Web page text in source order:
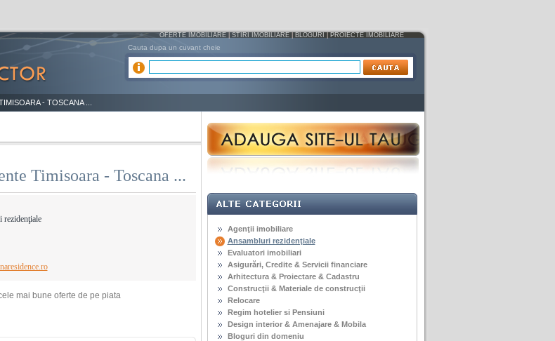
OFERTE IMOBILIARE| STIRI IMOBILIARE| BLOGURI PROIECTE IMOBILIARE
Cauta dupa un cuvant cheie
- TOSCANA ...
Timisoara - Toscana ...
rezidenţiale
mai bune oferte de pe piata
Agenţii imobiliare
Ansambluri rezidenţiale
Evaluatori imobiliari
Asigurări, Credite & Servicii financiare
Arhitectura & Proiectare & Cadastru
Construcţii & Materiale de construcţii
Relocare
Regim hotelier si Pensiuni
Design interior & Amenajare & Mobila
Bloguri din domeniu